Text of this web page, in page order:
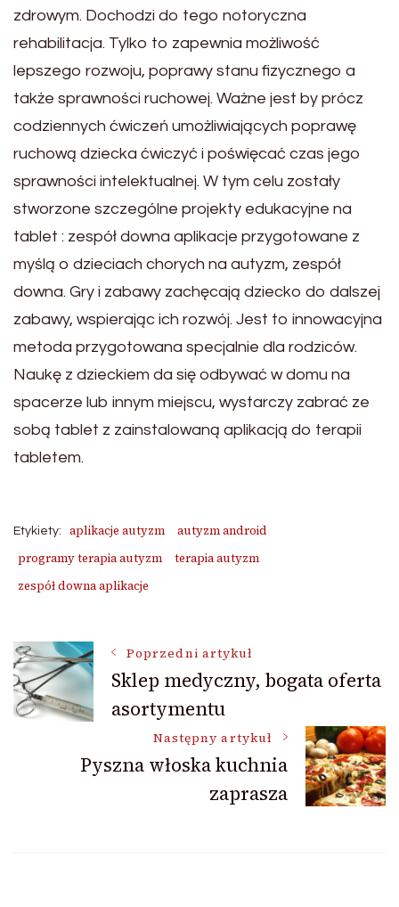
zdrowym. Dochodzi do tego notoryczna
rehabilitacja. Tylko to zapewnia możliwość
lepszego rozwoju, poprawy stanu fizycznego a
także sprawności ruchowej. Ważne jest by prócz
codziennych ćwiczeń umożliwiających poprawę
ruchową dziecka ćwiczyć i poświęcać czas jego
sprawności intelektualnej. W tym celu zostały
stworzone szczególne projekty edukacyjne na
tablet : zespół downa aplikacje przygotowane z
myślą o dzieciach chorych na autyzm, zespół
downa. Gry i zabawy zachęcają dziecko do dalszej
zabawy, wspierając ich rozwój. Jest to innowacyjna
metoda przygotowana specjalnie dla rodziców.
Naukę z dzieckiem da się odbywać w domu na
spacerze lub innym miejscu, wystarczy zabrać ze
sobą tablet z zainstalowaną aplikacją do terapii
tabletem.
Etykiety: aplikacje autyzm
autyzm android
programy terapia autyzm
terapia autyzm
zespół downa aplikacje
Nawigacja
wpisu
Poprzedni artykuł
Sklep medyczny, bogata oferta
asortymentu
Następny artykuł
Pyszna włoska kuchnia
zaprasza